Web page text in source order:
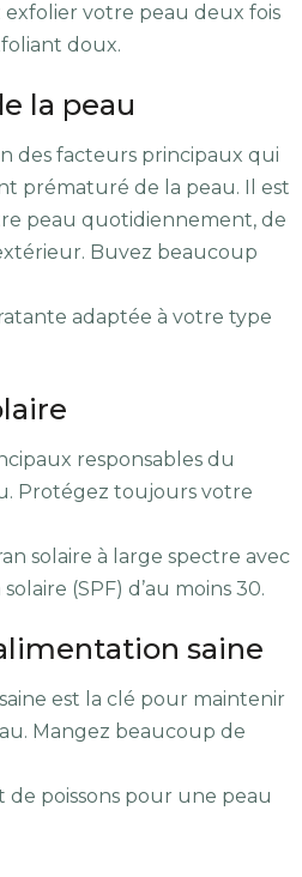
votre peau deux fois
doux.
la peau
des facteurs principaux qui
prématuré de la peau. Il est
peau quotidiennement, de
Buvez beaucoup
adaptée à votre type
responsables du
Protégez toujours votre
solaire à large spectre avec
(SPF) d’au moins 30.
saine
est la clé pour maintenir
Mangez beaucoup de
de poissons pour une peau